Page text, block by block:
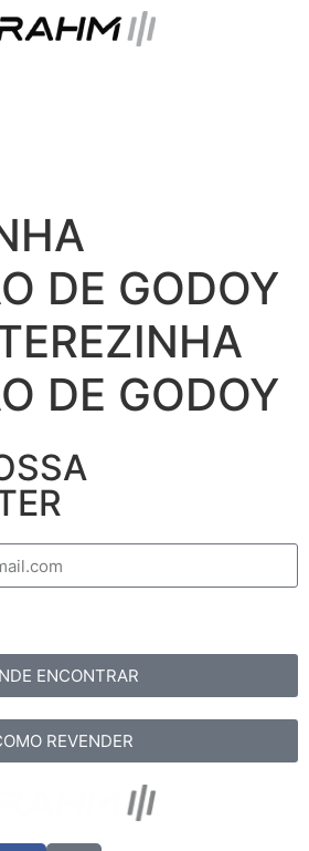
DE GODOY
DE GODOY
ENCONTRAR
REVENDER